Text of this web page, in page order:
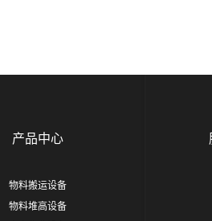
产品中心
物料搬运设备
物料堆高设备